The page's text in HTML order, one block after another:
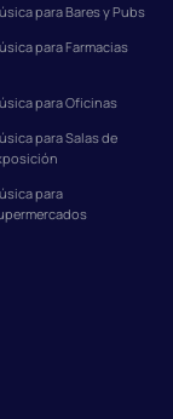
para Bares y Pubs
para Farmacias
para Oficinas
para Salas de
para